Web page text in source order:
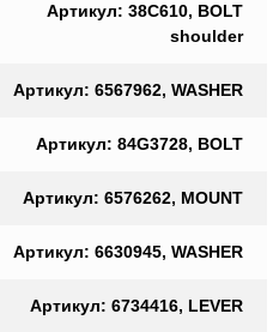
Артикул: 38C610, BOLT
shoulder
Артикул: 6567962, WASHER
Артикул: 84G3728, BOLT
Артикул: 6576262, MOUNT
Артикул: 6630945, WASHER
Артикул: 6734416, LEVER